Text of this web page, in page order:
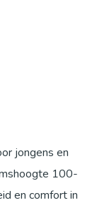
jongens en
100-
en comfort in